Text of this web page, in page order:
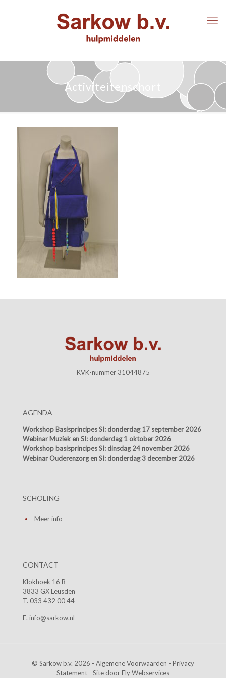
Activiteitenschort
KVK-nummer 31044875
AGENDA
Workshop Basisprincipes SI: donderdag 17 september 2026
Webinar Muziek en SI: donderdag 1 oktober 2026
Workshop basisprincipes SI: dinsdag 24 november 2026
Webinar Ouderenzorg en SI: donderdag 3 december 2026
SCHOLING
Meer info
CONTACT
Klokhoek 16 B
3833 GX Leusden
T. 033 432 00 44
E. info@sarkow.nl
© Sarkow b.v. 2026 - Algemene Voorwaarden - Privacy
Statement - Site doorFly Webservices